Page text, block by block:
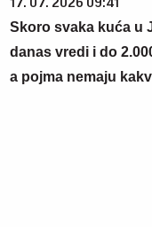
17. 07. 2026 09:41
Skoro svaka kuća u
danas vredi i do
a pojma nemaju